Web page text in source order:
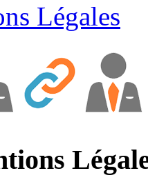
Légales